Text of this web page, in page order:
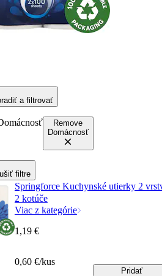
a filtrovať
Remove
Domácnosť
filtre
Springforce Kuchynské utierky 2
2 kotúče
Viac z kategórie
1,19 €
0,60 €/kus
Pridať